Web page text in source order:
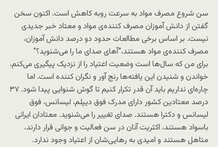
سن شروع مصرف مواد به سرعت روبه کاهش است. اکنون سخن
گفتن از دانش آموزان مصرف کننده‌ی مواد و معتاد خبر جدیدی
نیست. بر اساس برخی مطالعات حدود دو درصد دانش آموزان،
مصرف کننده‌ی مواد هستند،”آهای صدای ما را می‌شنوید؟”
برای من که سال‌ها است وضعیت اعتیاد را از نزدیک پیگیری می‌کنم،
خواندن و شنیدن این یافته‌ها رنج آور و نگران کننده است. اما
چاره‌ای نداریم باید آن قدر تکرار کنیم تا گوش شنوایی پیدا شود. ۳۷
درصد معتادین کشور دارای مدرک فوق دیپلم، لیسانس، فوق
لیسانس و دکترا هستند. صدای تغییر را می‌شنوید. معتادان ایرانی
باسواد هستند، اکثریت آنان در سن فعالیت و جوانی قرار دارند،
متاهل هستند و امیدی به رهایی‌شان از اعتیاد وجود ندارد.